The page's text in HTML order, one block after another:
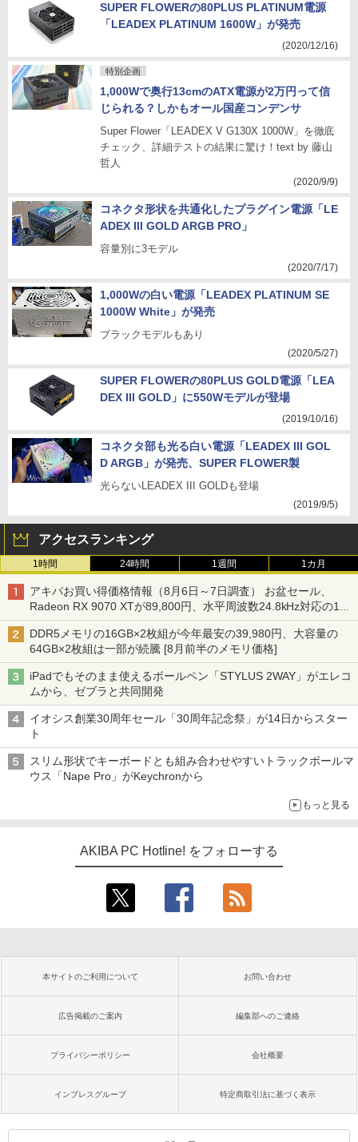
SUPER FLOWERの80PLUS PLATINUM電源
「LEADEX PLATINUM 1600W」が発売
(2020/12/16)
特別企画
1,000Wで奥行13cmのATX電源が2万円って信
じられる？しかもオール国産コンデンサ
Super Flower「LEADEX V G130X 1000W」を徹底
チェック、詳細テストの結果に驚け！text by 藤山
哲人
(2020/9/9)
コネクタ形状を共通化したプラグイン電源「LE
ADEX III GOLD ARGB PRO」
容量別に3モデル
(2020/7/17)
1,000Wの白い電源「LEADEX PLATINUM SE
1000W White」が発売
ブラックモデルもあり
(2020/5/27)
SUPER FLOWERの80PLUS GOLD電源「LEA
DEX III GOLD」に550Wモデルが登場
(2019/10/16)
コネクタ部も光る白い電源「LEADEX III GOL
D ARGB」が発売、SUPER FLOWER製
光らないLEADEX III GOLDも登場
(2019/9/5)
アクセスランキング
1時間 24時間 1週間 1カ月
アキバお買い得価格情報（8月6日～7日調査） お盆セール、
Radeon RX 9070 XTが89,800円、水平周波数24.8kHz対応の17
型モニターが9,801円、暑さ指数連動セール ほか
DDR5メモリの16GB×2枚組が今年最安の39,980円、大容量の
64GB×2枚組は一部が続騰 [8月前半のメモリ価格]
iPadでもそのまま使えるボールペン「STYLUS 2WAY」がエレコ
ムから、ゼブラと共同開発
イオシス創業30周年セール「30周年記念祭」が14日からスター
ト
スリム形状でキーボードとも組み合わせやすいトラックボールマ
ウス「Nape Pro」がKeychronから
もっと見る
AKIBA PC Hotline! をフォローする
本サイトのご利用について お問い合わせ
広告掲載のご案内 編集部へのご連絡
プライバシーポリシー 会社概要
インプレスグループ 特定商取引法に基づく表示